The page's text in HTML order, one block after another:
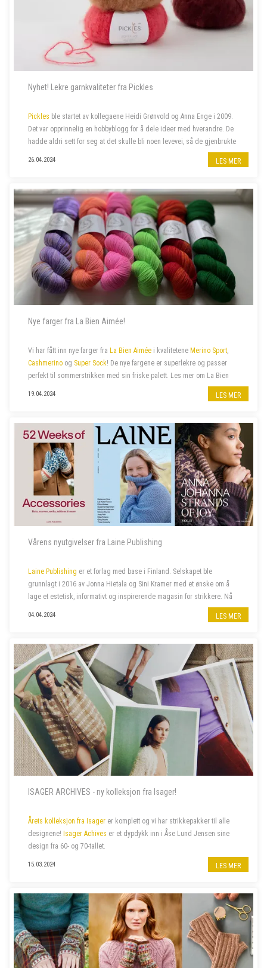
Nyhet! Lekre garnkvaliteter fra Pickles
Pickles ble startet av kollegaene Heidi Grønvold og Anna Enge i 2009.
Det var opprinnelig en hobbyblogg for å dele ideer med hverandre. De
hadde aldri sett for seg at det skulle bli noen levevei, så de gjenbrukte
domenenavnet Heidi hadde liggende fra et annet prosjekt, nemlig
26.04.2024 LES MER
Nye farger fra La Bien Aimée!
Vi har fått inn nye farger fra La Bien Aimée i kvalitetene Merino Sport,
Cashmerino og Super Sock! De nye fargene er superlekre og passer
perfekt til sommerstrikken med sin friske palett. Les mer om La Bien
19.04.2024 LES MER
Vårens nyutgivelser fra Laine Publishing
Laine Publishing er et forlag med base i Finland. Selskapet ble
grunnlagt i 2016 av Jonna Hietala og Sini Kramer med et ønske om å
lage et estetisk, informativt og inspirerende magasin for strikkere. Nå
har selskapet vokst til et av verdens mest anerkjente og kjære uavh...
04.04.2024 LES MER
ISAGER ARCHIVES - ny kolleksjon fra Isager!
Årets kolleksjon fra Isager er komplett og vi har strikkepakker til alle
designene! Isager Achives er et dypdykk inn i Åse Lund Jensen sine
design fra 60- og 70-tallet.
15.03.2024 LES MER